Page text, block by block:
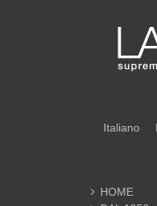
Italiano
HOME